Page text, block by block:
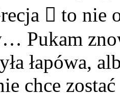
 to nie
Pukam
łapówa,
chce